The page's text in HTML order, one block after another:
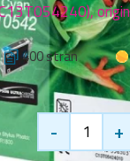
400 stran
- +